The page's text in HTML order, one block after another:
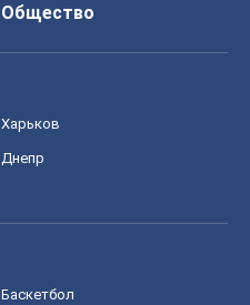
Общество
Харьков
Днепр
Баскетбол